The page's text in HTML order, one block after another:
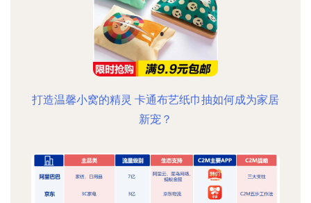
打造温馨小窝的精灵 卡通布艺纸巾抽如何成为家居
新宠？